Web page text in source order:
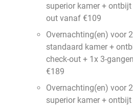
superior kamer +
out vanaf €109
Overnachting(en) voor
standaard kamer +
check-out + 1x 3-
€189
Overnachting(en) voor
superior kamer +